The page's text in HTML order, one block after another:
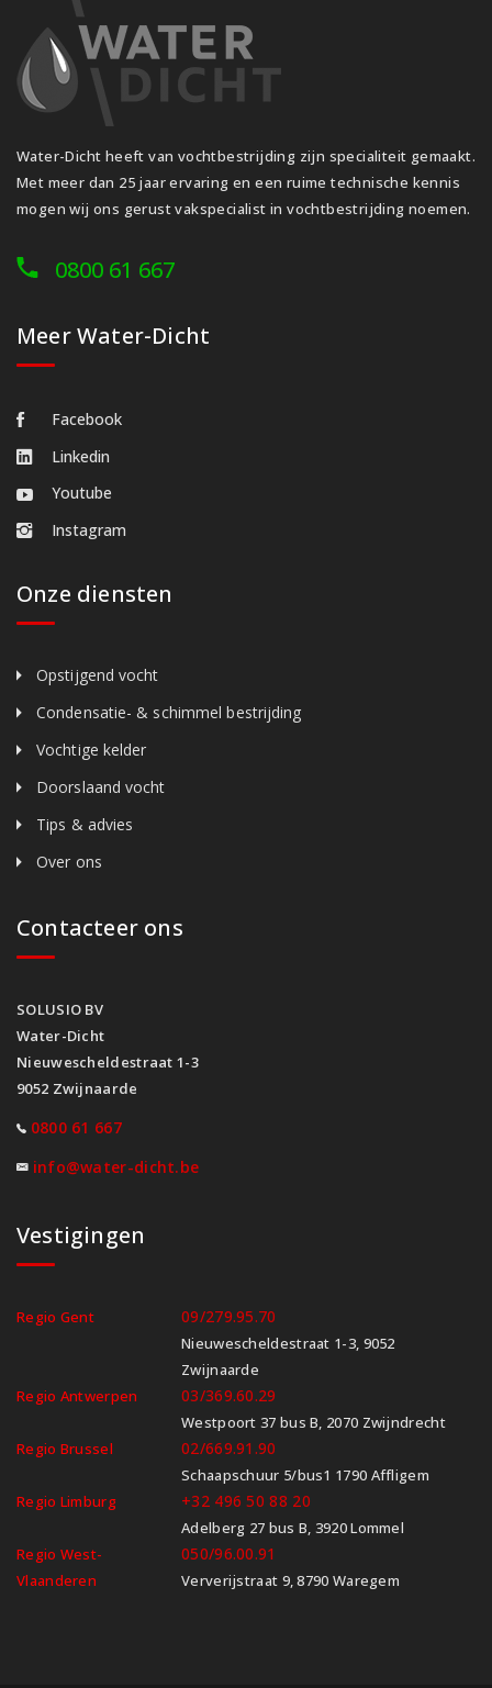
Water-Dicht heeft van vochtbestrijding zijn specialiteit gemaakt.
Met meer dan 25 jaar ervaring en een ruime technische kennis
mogen wij ons gerust vakspecialist in vochtbestrijding noemen.
0800 61 667
Meer Water-Dicht
Facebook
Linkedin
Youtube
Instagram
Onze diensten
Opstijgend vocht
Condensatie- & schimmel bestrijding
Vochtige kelder
Doorslaand vocht
Tips & advies
Over ons
Contacteer ons
SOLUSIO BV
Water-Dicht
Nieuwescheldestraat 1-3
9052 Zwijnaarde
0800 61 667
info@water-dicht.be
Vestigingen
Regio Gent 09/279.95.70
Nieuwescheldestraat 1-3, 9052
Zwijnaarde
Regio Antwerpen
03/369.60.29
Westpoort 37 bus B, 2070 Zwijndrecht
Regio Brussel
02/669.91.90
Schaapschuur 5/bus1 1790 Affligem
Regio Limburg
+32 496 50 88 20
Adelberg 27 bus B, 3920 Lommel
Regio West-
Vlaanderen
050/96.00.91
Ververijstraat 9, 8790 Waregem